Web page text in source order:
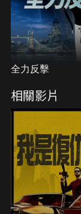
全力反擊
相關影片